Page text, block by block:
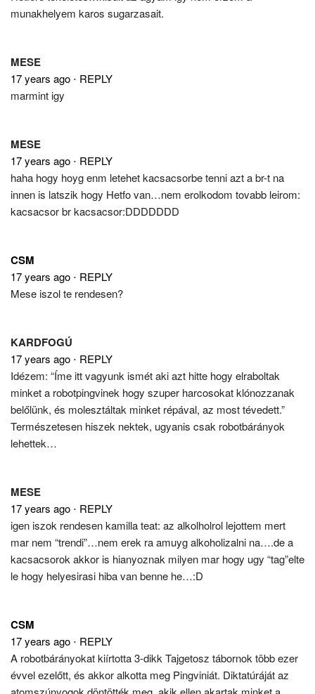
munakhelyem karos sugarzasait.
MESE
17 years ago ⋅ REPLY
marmint igy
MESE
17 years ago ⋅ REPLY
haha hogy hoyg enm letehet kacsacsorbe tenni azt a br-t na
innen is latszik hogy Hetfo van…nem erolkodom tovabb leirom:
kacsacsor br kacsacsor:DDDDDDD
CSM
17 years ago ⋅ REPLY
Mese iszol te rendesen?
KARDFOGÚ
17 years ago ⋅ REPLY
Idézem: “Íme itt vagyunk ismét aki azt hitte hogy elraboltak
minket a robotpingvinek hogy szuper harcosokat klónozzanak
belőlünk, és molesztáltak minket répával, az most tévedett.”
Természetesen hiszek nektek, ugyanis csak robotbárányok
lehettek…
MESE
17 years ago ⋅ REPLY
igen iszok rendesen kamilla teat: az alkolholrol lejottem mert
mar nem “trendi”…nem erek ra amuyg alkoholizalni na….de a
kacsacsorok akkor is hianyoznak milyen mar hogy ugy “tag”elte
le hogy helyesirasi hiba van benne he…:D
CSM
17 years ago ⋅ REPLY
A robotbárányokat kiírtotta 3-dikk Tajgetosz tábornok több ezer
évvel ezelőtt, és akkor alkotta meg Pingviniát. Diktatúráját az